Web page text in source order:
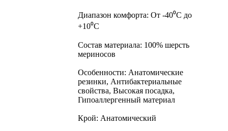
Диапазон комфорта: От -40⁰С до
+10⁰С
Состав материала: 100% шерсть
мериносов
Особенности: Анатомические
резинки, Антибактериальные
свойства, Высокая посадка,
Гипоаллергенный материал
Крой: Анатомический